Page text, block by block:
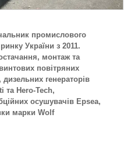
промислового
України з 2011.
монтаж та
повітряних
генераторів
та Hero-Tech,
осушувачів Epsea,
марки Wolf